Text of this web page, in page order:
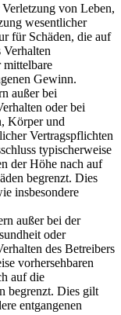
von Leben,
wesentlicher
für Schäden, die auf
Verhalten
Gewinn.
außer bei
oder bei
Körper und
Vertragspflichten
typischerweise
der Höhe nach auf
begrenzt. Dies
insbesondere
außer bei der
oder
des Betreibers
vorhersehbaren
auf die
begrenzt. Dies gilt
entgangenen